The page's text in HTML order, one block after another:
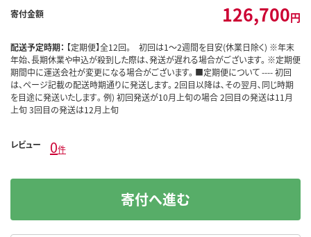
寄付金額 126,700円
配送予定時期： 【定期便】全12回。 初回は1～2週間を目安(休業日除く) ※年末
年始、長期休業や申込が殺到した際は、発送が遅れる場合がございます。 ※定期便
期間中に運送会社が変更になる場合がございます。 ■定期便について ---- 初回
は、ページ記載の配送時期通りに発送します。 2回目以降は､その翌月､同じ時期
を目途に発送いたします｡ 例) 初回発送が10月上旬の場合 2回目の発送は11月
上旬 3回目の発送は12月上旬
レビュー 0件
寄付へ進む